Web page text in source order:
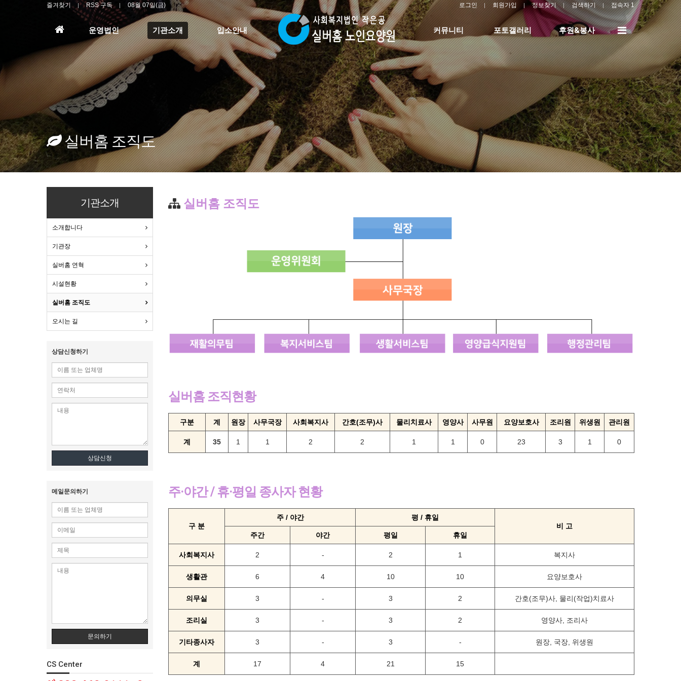
즐겨찾기 RSS 구독 08월 07일(금) 로그인 회원가입 정보찾기 검색하기 접속자 1
홈
로
운영법인 기관소개 입소안내 커뮤니티 포토갤러리 후원&봉사
전
체
메
뉴
실버홈 조직도
실버홈 조직도
실버홈 조직현황
구분 계 원장 사무국장 사회복지사 간호(조무)사 물리치료사 영양사 사무원 요양보호사 조리원 위생원 관리원
계 35 1 1 2 2 1 1 0 23 3 1 0
주·야간 / 휴·평일 종사자 현황
구 분
주 / 야간
평 / 휴일
비 고
주간
야간 평일 휴일
사회복지사 2 - 2 1 복지사
생활관 6 4 10 10 요양보호사
의무실 3 - 3 2 간호(조무)사, 물리(작업)치료사
조리실 3 - 3 2 영양사, 조리사
기타종사자 3 - 3 - 원장, 국장, 위생원
계 17 4 21 15
기관소개
소개합니다
기관장
실버홈 연혁
시설현황
실버홈 조직도
오시는 길
상담신청하기
상담신청
메일문의하기
문의하기
CS Center